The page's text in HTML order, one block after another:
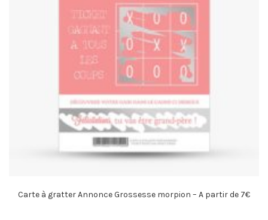
Carte à gratter Annonce Grossesse morpion – A partir de 7€